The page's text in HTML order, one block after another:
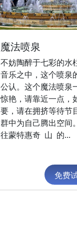
魔法喷泉
不妨陶醉于七彩的水
音乐之中，这个喷泉
公认。这个魔法喷泉
惊艳，请靠近一点，
要，请在拥挤等待节
群中为自己腾出空间
往蒙特惠奇 山 的...
免费